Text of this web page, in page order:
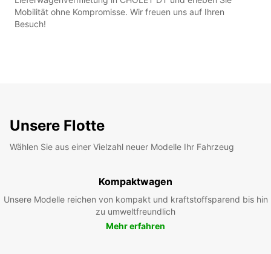
Mobilität ohne Kompromisse. Wir freuen uns auf Ihren
Besuch!
Unsere Flotte
Wählen Sie aus einer Vielzahl neuer Modelle Ihr Fahrzeug
Kompaktwagen
Unsere Modelle reichen von kompakt und kraftstoffsparend bis hin
zu umweltfreundlich
Mehr erfahren